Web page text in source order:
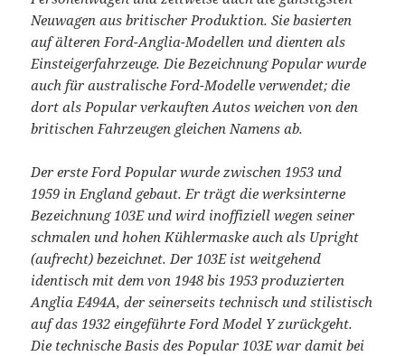
Neuwagen aus britischer Produktion. Sie basierten
auf älteren Ford-Anglia-Modellen und dienten als
Einsteigerfahrzeuge. Die Bezeichnung Popular wurde
auch für australische Ford-Modelle verwendet; die
dort als Popular verkauften Autos weichen von den
britischen Fahrzeugen gleichen Namens ab.
Der erste Ford Popular wurde zwischen 1953 und
1959 in England gebaut. Er trägt die werksinterne
Bezeichnung 103E und wird inoffiziell wegen seiner
schmalen und hohen Kühlermaske auch als Upright
(aufrecht) bezeichnet. Der 103E ist weitgehend
identisch mit dem von 1948 bis 1953 produzierten
Anglia E494A, der seinerseits technisch und stilistisch
auf das 1932 eingeführte Ford Model Y zurückgeht.
Die technische Basis des Popular 103E war damit bei